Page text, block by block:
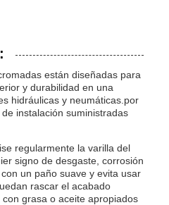
están diseñadas para
y durabilidad en una
hidráulicas y neumáticas.por
instalación suministradas
regularmente la varilla del
signo de desgaste, corrosión
un paño suave y evita usar
rascar el acabado
grasa o aceite apropiados